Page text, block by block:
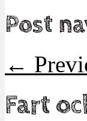
Post
←
Fart